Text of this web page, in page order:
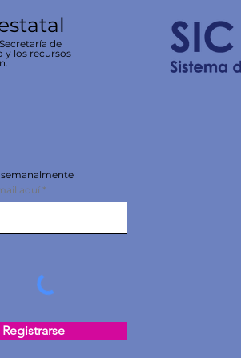
de
y los recursos
aquí
Registrarse